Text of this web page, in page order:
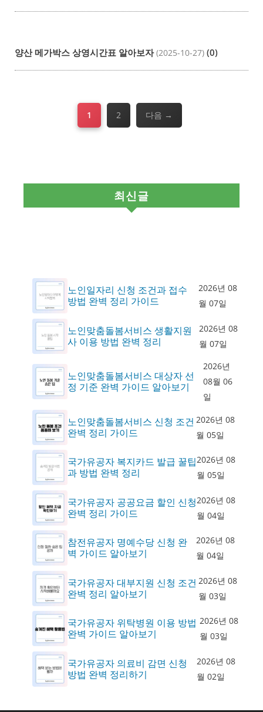
양산 메가박스 상영시간표 알아보자 (2025-10-27) (0)
페
이
1
페
이
2 다음 →
최신글
노인일자리 신청 조건과 접수
방법 완벽 정리 가이드
2026년 08
월 07일
노인맞춤돌봄서비스 생활지원
사 이용 방법 완벽 정리
2026년 08
월 07일
노인맞춤돌봄서비스 대상자 선
정 기준 완벽 가이드 알아보기
2026년
08월 06
일
노인맞춤돌봄서비스 신청 조건
완벽 정리 가이드
2026년 08
월 05일
국가유공자 복지카드 발급 꿀팁
과 방법 완벽 정리
2026년 08
월 05일
국가유공자 공공요금 할인 신청
완벽 정리 가이드
2026년 08
월 04일
참전유공자 명예수당 신청 완
벽 가이드 알아보기
2026년 08
월 04일
국가유공자 대부지원 신청 조건
완벽 정리 알아보기
2026년 08
월 03일
국가유공자 위탁병원 이용 방법
완벽 가이드 알아보기
2026년 08
월 03일
국가유공자 의료비 감면 신청
방법 완벽 정리하기
2026년 08
월 02일